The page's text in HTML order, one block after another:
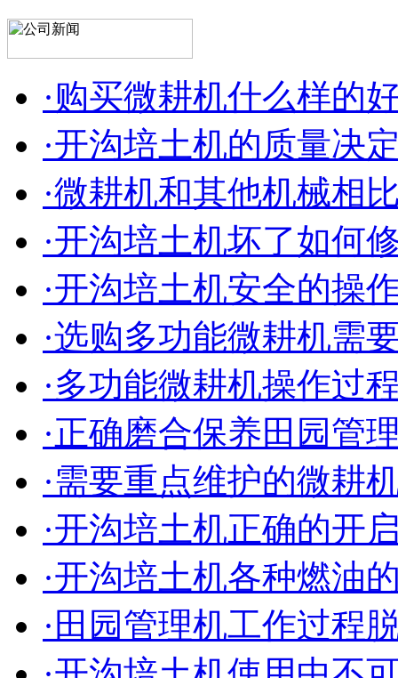
·购买微耕机什么样的
·开沟培土机的质量决
·微耕机和其他机械相
·开沟培土机坏了如何
·开沟培土机安全的操
·选购多功能微耕机需
·多功能微耕机操作过
·正确磨合保养田园管
·需要重点维护的微耕
·开沟培土机正确的开
·开沟培土机各种燃油
·田园管理机工作过程